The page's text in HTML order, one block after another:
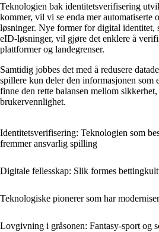
Teknologien bak identitetsverifisering
kommer, vil vi se enda mer automatiserte
løsninger. Nye former for digital identitet,
eID-løsninger, vil gjøre det enklere å
plattformer og landegrenser.
Samtidig jobbes det med å redusere
spillere kun deler den informasjonen som
finne den rette balansen mellom
brukervennlighet.
Identitetsverifisering: Teknologien som
fremmer ansvarlig spilling
Digitale fellesskap: Slik formes
Teknologiske pionerer som har
Lovgivning i gråsonen: Fantasy-sport og